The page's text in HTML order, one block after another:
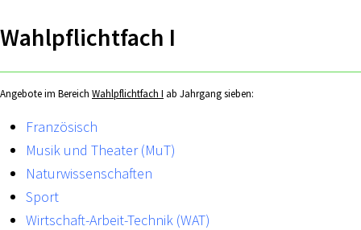
Wahlpflichtfach I
Angebote im Bereich Wahlpflichtfach I ab Jahrgang sieben:
Französisch
Musik und Theater (MuT)
Naturwissenschaften
Sport
Wirtschaft-Arbeit-Technik (WAT)